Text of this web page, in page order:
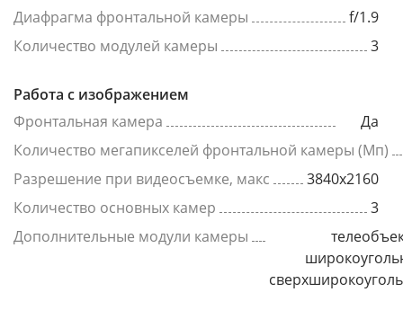
Диафрагма фронтальной камеры
f/1.9
Количество модулей камеры
3
Работа с изображением
Фронтальная камера
Да
Количество мегапикселей фронтальной камеры (Мп)
Разрешение при видеосъемке, макс
3840x2160
Количество основных камер
3
Дополнительные модули камеры